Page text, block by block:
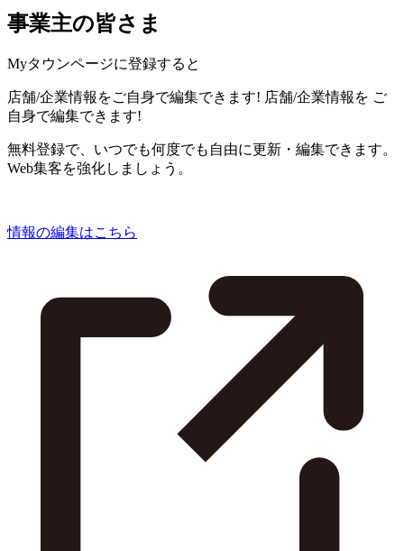
事業主の皆さま
Myタウンページに登録すると
店舗/企業情報をご自身で編集できます! 店舗/企業情報を ご
自身で編集できます!
無料登録で、いつでも何度でも自由に更新・編集できます。
Web集客を強化しましょう。
情報の編集はこちら